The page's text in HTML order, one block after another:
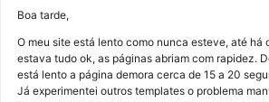
Boa tarde,
O meu site está lento como nunca esteve, até há
estava tudo ok, as páginas abriam com rapidez.
está lento a página demora cerca de 15 a 20
Já experimentei outros templates o problema